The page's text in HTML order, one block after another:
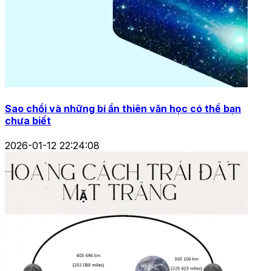
Sao chổi và những bí ẩn thiên văn học có thể bạn
chưa biết
2026-01-12 22:24:08